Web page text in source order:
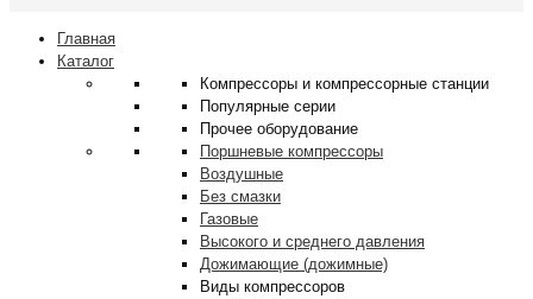
Главная
Каталог
Компрессоры и компрессорные станции
Популярные серии
Прочее оборудование
Поршневые компрессоры
Воздушные
Без смазки
Газовые
Высокого и среднего давления
Дожимающие (дожимные)
Виды компрессоров